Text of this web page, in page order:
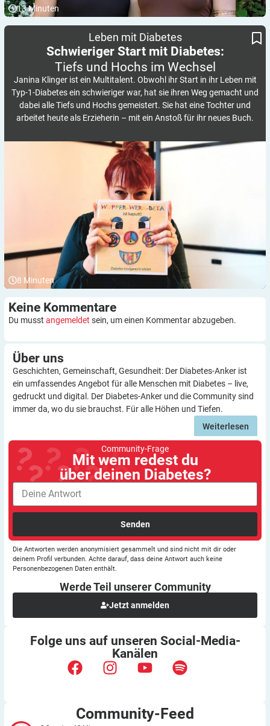
13Minuten
Leben mit Diabetes
Schwieriger Start mit Diabetes:
Tiefs und Hochs im Wechsel
Janina Klinger ist ein Multitalent. Obwohl ihr Start in ihr Leben mit
Typ-1-Diabetes ein schwieriger war, hat sie ihren Weg gemacht und
dabei alle Tiefs und Hochs gemeistert. Sie hat eine Tochter und
arbeitet heute als Erzieherin – mit ein Anstoß für ihr neues Buch.
8 Minuten
Keine Kommentare
Du musst angemeldet sein, um einen Kommentar abzugeben.
Über uns
Geschichten, Gemeinschaft, Gesundheit: Der Diabetes-Anker ist
ein umfassendes Angebot für alle Menschen mit Diabetes – live,
gedruckt und digital. Der Diabetes-Anker und die Community sind
immer da, wo du sie brauchst. Für alle Höhen und Tiefen.
Weiterlesen
Community-Frage
Mit wem redest du
über deinen Diabetes?
Senden
Die Antworten werden anonymisiert gesammelt und sind nicht mit dir oder
deinem Profil verbunden. Achte darauf, dass deine Antwort auch keine
Personenbezogenen Daten enthält.
Werde Teil unserer Community
Jetzt anmelden
Folge uns auf unseren Social-Media-
Kanälen
Community-Feed